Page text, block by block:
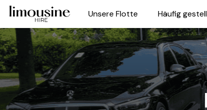
Unsere Flotte Häufig